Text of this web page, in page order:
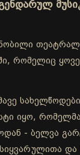
რომელიც
იყო,
- ბელვა